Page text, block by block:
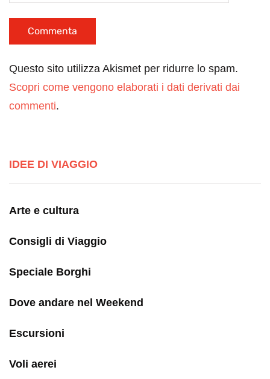
Questo sito utilizza Akismet per ridurre lo spam.
Scopri come vengono elaborati i dati derivati dai
commenti.
IDEE DI VIAGGIO
Arte e cultura
Consigli di Viaggio
Speciale Borghi
Dove andare nel Weekend
Escursioni
Voli aerei